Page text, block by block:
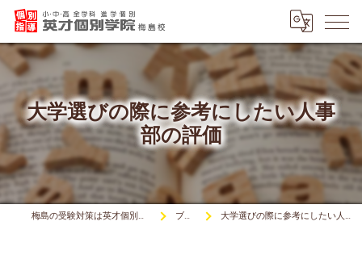
大学選びの際に参考にしたい人事
部の評価
梅島の受験対策は英才個別学院梅島校 ブログ 大学選びの際に参考にしたい人事部の評価